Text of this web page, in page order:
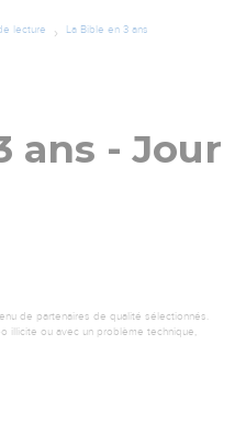
lecture La Bible en 3 ans
ans - Jour
de partenaires de qualité sélectionnés.
illicite ou avec un problème technique,